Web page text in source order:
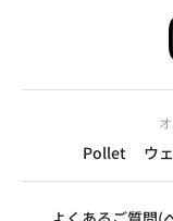
Pollet ウ